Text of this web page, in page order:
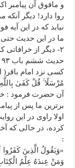
و مافوق آن پیامبر
روا دارد! دیگر
نیابد که در این
ما در این حدیث
۲- دیگر از
کسی نزد امام باقر(
مُرْسَلًاۚ قُلْ کَفَىٰ
آن حضرت فرمود :
برترین ما پس از
اولا راوی در این
کرده، در حالی که
:
«وَیَقُولُ الَّذِینَ
وَمَنْ عِندَهُ عِلْمُ